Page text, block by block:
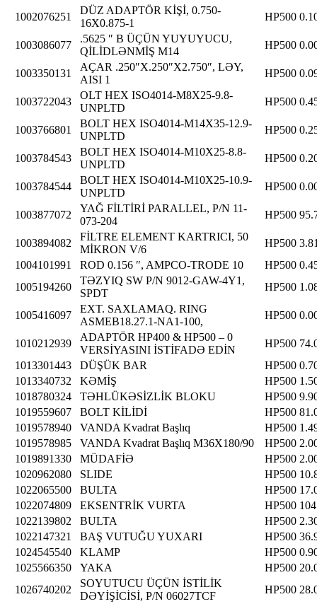
1002076251
DÜZ ADAPTÖR KİŞİ, 0.750-
16X0.875-1
HP500
1003086077
.5625 ″ B ÜÇÜN YUYUYUCU,
QİLİDLƏNMİŞ M14
HP500
1003350131
AÇAR .250″X.250″X2.750″, LƏY,
AISI 1
HP500
1003722043
OLT HEX ISO4014-M8X25-9.8-
UNPLTD
HP500
1003766801
BOLT HEX ISO4014-M14X35-12.9-
UNPLTD
HP500
1003784543
BOLT HEX ISO4014-M10X25-8.8-
UNPLTD
HP500
1003784544
BOLT HEX ISO4014-M10X25-10.9-
UNPLTD
HP500
1003877072
YAĞ FİLTİRİ PARALLEL, P/N 11-
073-204
HP500
1003894082
FİLTRE ELEMENT KARTRICI, 50
MİKRON V/6
HP500
1004101991
ROD 0.156 ″, AMPCO-TRODE 10 HP500
1005194260
TƏZYIQ SW P/N 9012-GAW-4Y1,
SPDT
HP500
1005416097
EXT. SAXLAMAQ. RING
ASMEB18.27.1-NA1-100,
HP500
1010212939
ADAPTÖR HP400 & HP500 – 0
VERSİYASINI İSTİFADƏ EDİN
HP500
1013301443
DÜŞÜK BAR HP500
1013340732
KƏMİŞ HP500
1018780324
TƏHLÜKƏSİZLİK BLOKU HP500
1019559607
BOLT KİLİDİ HP500
1019578940
VANDA Kvadrat Başlıq HP500
1019578985
VANDA Kvadrat Başlıq M36X180/90 HP500
1019891330
MÜDAFİƏ HP500
1020962080
SLIDE HP500
1022065500
BULTA HP500
1022074809
EKSENTRİK VURTA HP500
1022139802
BULTA HP500
1022147321
BAŞ VUTUĞU YUXARI HP500
1024545540
KLAMP HP500
1025566350
YAKA HP500
1026740202
SOYUTUCU ÜÇÜN İSTİLİK
DƏYİŞİCİSİ, P/N 06027TCF
HP500